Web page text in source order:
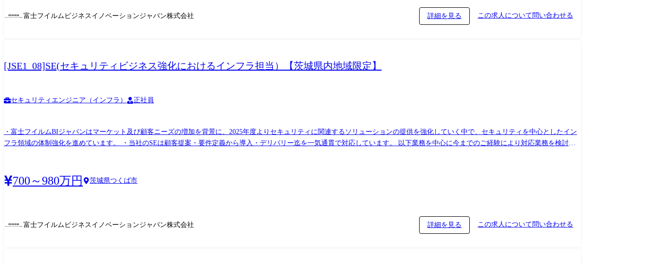
富士フイルムビジネスイノベーションジャパン株式会社 詳細を見る この求人について問い合わせる
[JSE1_08]SE(セキュリティビジネス強化におけるインフラ担当）【茨城県内地域限定】
セキュリティエンジニア（インフラ） 正社員
・富士フイルムBIジャパンはマーケット及び顧客ニーズの増加を背景に、2025年度よりセキュリティに関連するソリューションの提供を強化していく中で、セキュリティを中心としたイン
フラ領域の体制強化を進めています。 ・当社のSEは顧客提案・要件定義から導入・デリバリー迄を一気通貫で対応しています。 以下業務を中心に今までのご経験により対応業務を検討致
キュリティを中心としたインフラ領域の上流工程からのアプローチ (セキュリティアセスメントやゼロトラストセキュリティのロードマップ策定・推進他) ※当社の顧客向けIT基盤領域を中
心に対応いただきます。
700～980万円 茨城県つくば市
富士フイルムビジネスイノベーションジャパン株式会社 詳細を見る この求人について問い合わせる